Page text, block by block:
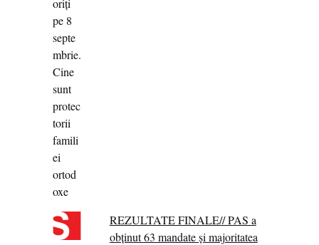
REZULTATE FINALE// PAS a
obținut 63 mandate și majoritatea